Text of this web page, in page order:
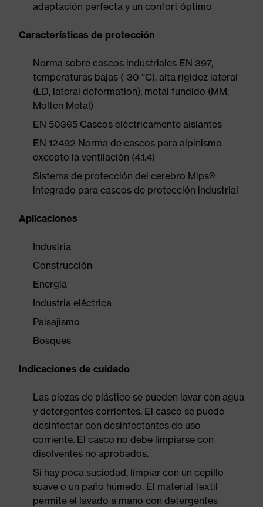
adaptación perfecta y un confort óptimo
Características de protección
Norma sobre cascos industriales EN 397,
temperaturas bajas (-30 °C), alta rigidez lateral
(LD, lateral deformation), metal fundido (MM,
Molten Metal)
EN 50365 Cascos eléctricamente aislantes
EN 12492 Norma de cascos para alpinismo
excepto la ventilación (4.1.4)
Sistema de protección del cerebro Mips®
integrado para cascos de protección industrial
Aplicaciones
Industria
Construcción
Energía
Industria eléctrica
Paisajismo
Bosques
Indicaciones de cuidado
Las piezas de plástico se pueden lavar con agua
y detergentes corrientes. El casco se puede
desinfectar con desinfectantes de uso
corriente. El casco no debe limpiarse con
disolventes no aprobados.
Si hay poca suciedad, limpiar con un cepillo
suave o un paño húmedo. El material textil
permite el lavado a mano con detergentes